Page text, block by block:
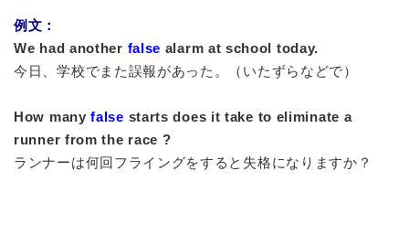
例文：
We had another false alarm at school today.
今日、学校でまた誤報があった。（いたずらなどで）
How manyfalse starts does it take to eliminate a
runner from the race ?
ランナーは何回フライングをすると失格になりますか？